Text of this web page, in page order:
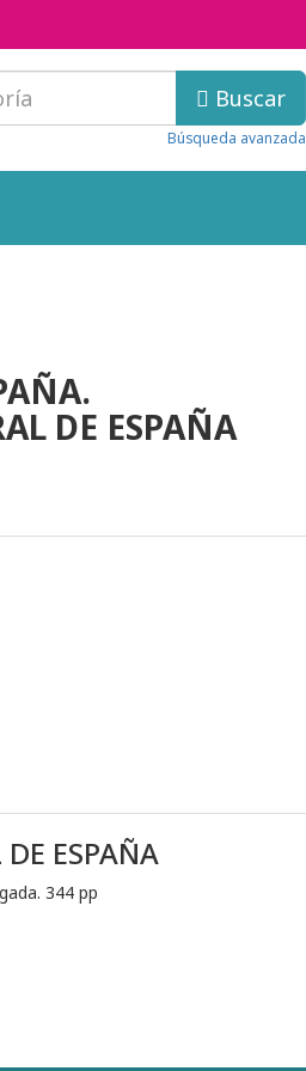
Buscar
Búsqueda avanzada
DE ESPAÑA
ESPAÑA
344 pp